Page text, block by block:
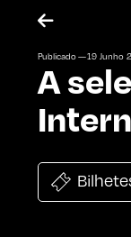

Publicado —19 Junho
A